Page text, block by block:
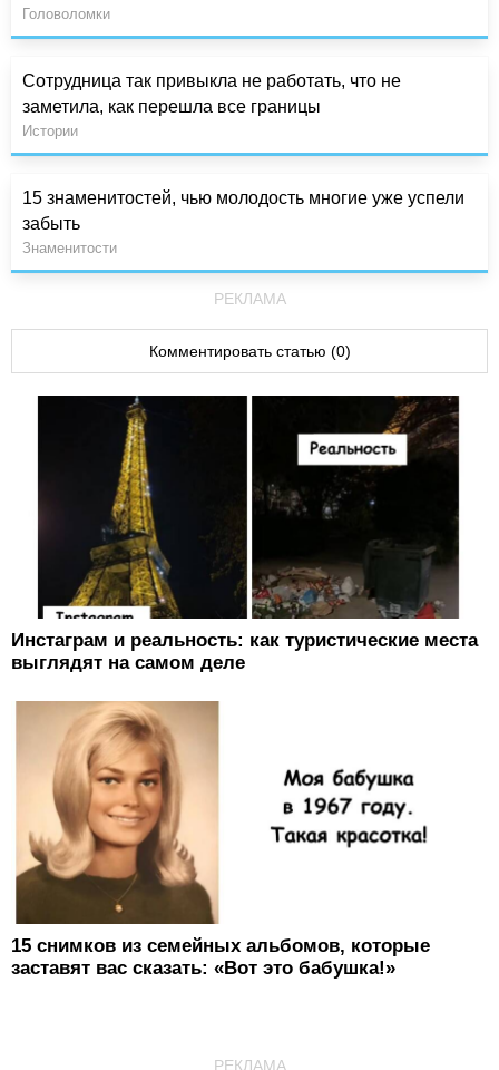
Головоломки
Сотрудница так привыкла не работать, что не
заметила, как перешла все границы
Истории
15 знаменитостей, чью молодость многие уже успели
забыть
Знаменитости
РЕКЛАМА
Комментировать статью (0)
Инстаграм и реальность: как туристические места
выглядят на самом деле
15 снимков из семейных альбомов, которые
заставят вас сказать: «Вот это бабушка!»
РЕКЛАМА